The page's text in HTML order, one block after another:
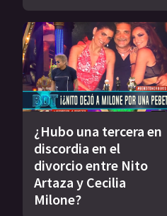
¿Hubo una tercera en
discordia en el
divorcio entre Nito
Artaza y Cecilia
Milone?